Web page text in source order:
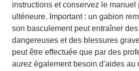
instructions et conservez le manuel
ultérieure. Important : un gabion
son basculement peut entraîner
dangereuses et des blessures
peut être effectuée que par des
aurez également besoin d'aides au